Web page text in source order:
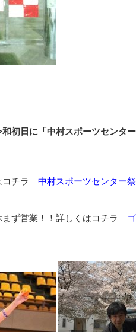
初日に「中村スポーツセンタ
コチラ 中村スポーツセンター
まず営業！！詳しくはコチラ